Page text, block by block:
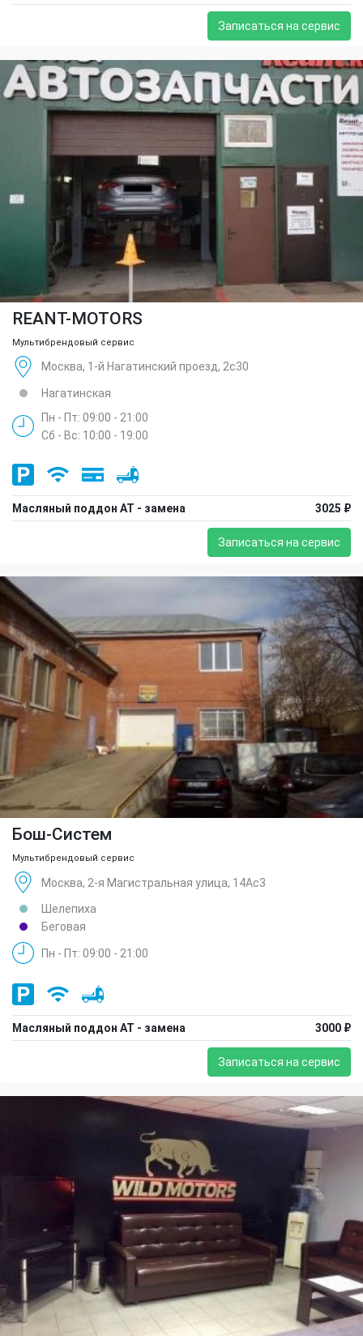
Записаться на сервис
REANT-MOTORS
Мультибрендовый сервис
Москва, 1-й Нагатинский проезд, 2с30
Нагатинская
Пн - Пт: 09:00 - 21:00
Сб - Вс: 10:00 - 19:00
Масляный поддон АТ - замена 3025 ₽
Записаться на сервис
Бош-Систем
Мультибрендовый сервис
Москва, 2-я Магистральная улица, 14Ас3
Шелепиха
Беговая
Пн - Пт: 09:00 - 21:00
Масляный поддон АТ - замена 3000 ₽
Записаться на сервис